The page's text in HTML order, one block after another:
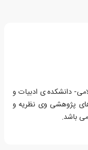
ازاد اسلامی- دانشکده ی ادبیات و
های پژوهشی وی نظریه و
باشد.